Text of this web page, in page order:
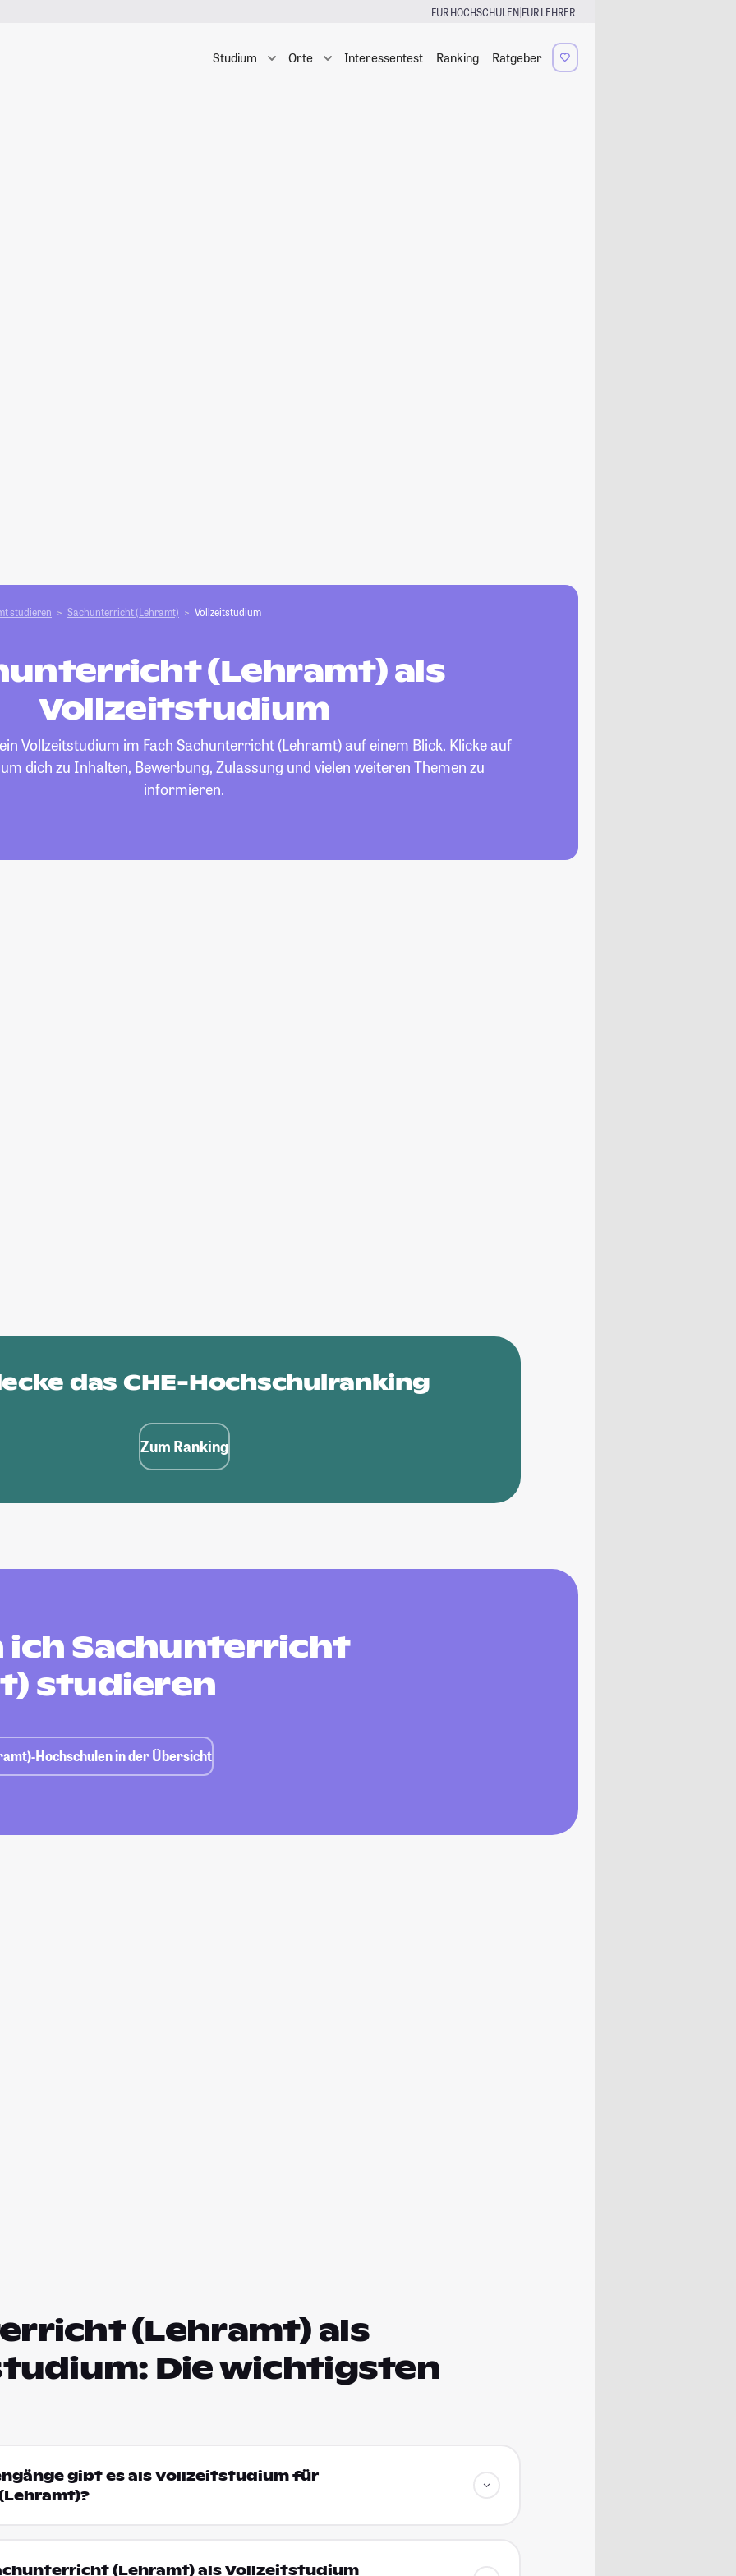
FÜR HOCHSCHULEN|FÜR LEHRER
Studium Orte Interessentest Ranking Ratgeber
studieren Sachunterricht (Lehramt) Vollzeitstudium
(Lehramt) als
Vollzeitstudium
Vollzeitstudium im Fach Sachunterricht (Lehramt)auf einem Blick. Klicke auf
dich zu Inhalten, Bewerbung, Zulassung und vielen weiteren Themen zu
informieren.
das CHE-Hochschulranking
Zum Ranking
ich Sachunterricht
studieren
Hochschulen in der Übersicht
(Lehramt) als
Die wichtigsten
gibt es als Vollzeitstudium für
(Lehramt) als Vollzeitstudium